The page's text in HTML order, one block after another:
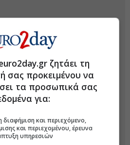
ζητάει τη
σας προκειμένου να
τα προσωπικά σας
για:
διαφήμιση και περιεχόμενο,
και περιεχομένου, έρευνα
υπηρεσιών